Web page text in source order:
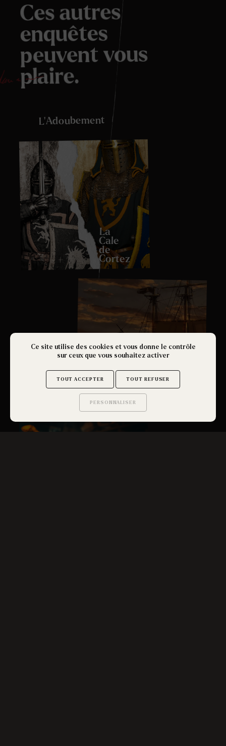
Ces autres
enquêtes
peuvent vous
plaire.
L’Adoubement
La
Cale
de
Cortez
les secrets de ce site ?
Ce site utilise des cookies et vous donne le contrôle
sur ceux que vous souhaitez activer
TOUT ACCEPTER TOUT REFUSER
PERSONNALISER